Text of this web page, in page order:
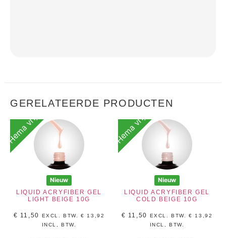
GERELATEERDE PRODUCTEN
Hema vrij
Nieuw
LIQUID ACRYFIBER GEL
LIGHT BEIGE 10G
€ 11,50 EXCL. BTW.€
13,92
INCL, BTW.
Hema vrij
Nieuw
LIQUID ACRYFIBER GEL
COLD BEIGE 10G
€ 11,50 EXCL. BTW.€
13,92
INCL, BTW.